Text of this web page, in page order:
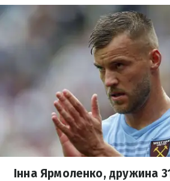
Інна Ярмоленко, дружина